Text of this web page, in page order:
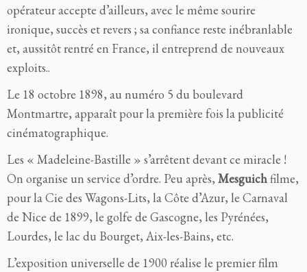
opérateur accepte d’ailleurs, avec le même sourire
ironique, succès et revers ; sa confiance reste inébranlable
et, aussitôt rentré en France, il entreprend de nouveaux
exploits..
Le 18 octobre 1898, au numéro 5 du boulevard
Montmartre, apparaît pour la première fois la publicité
cinématographique.
Les « Madeleine-Bastille » s’arrêtent devant ce miracle !
On organise un service d’ordre. Peu après, Mesguichfilme,
pour la Cie des Wagons-Lits, la Côte d’Azur, le Carnaval
de Nice de 1899, le golfe de Gascogne, les Pyrénées,
Lourdes, le lac du Bourget, Aix-les-Bains, etc.
L’exposition universelle de 1900 réalise le premier film